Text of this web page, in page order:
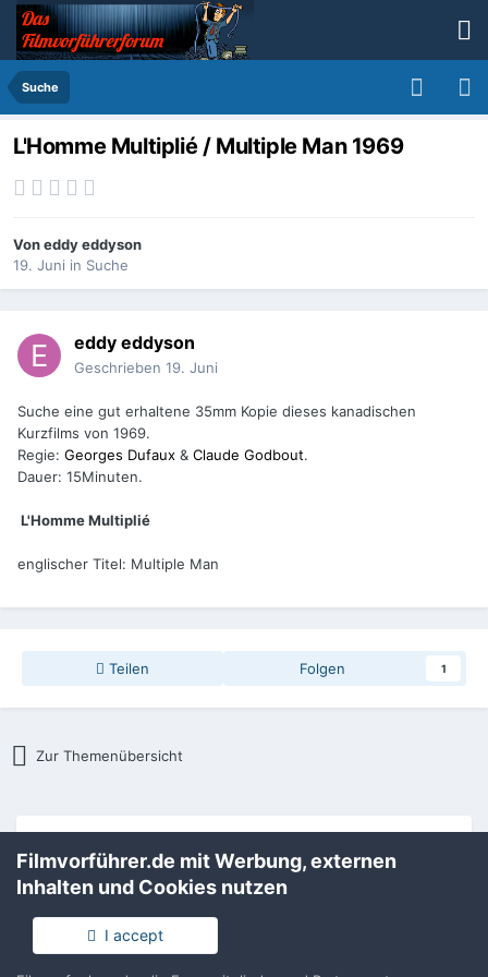
Suche
L'Homme Multiplié / Multiple Man 1969
Voneddy eddyson
19. Juni in Suche
eddy eddyson
Geschrieben 19. Juni
Suche eine gut erhaltene 35mm Kopie dieses kanadischen
Kurzfilms von 1969.
Regie: Georges Dufaux & Claude Godbout.
Dauer: 15Minuten.
L'Homme Multiplié
englischer Titel: Multiple Man
Teilen Folgen 1
Zur Themenübersicht
Sprache
Impressum / Datenschutzerklärung
Nutzungsbedingungen
Filmvorführer.de mit Werbung, externen
Inhalten und Cookies nutzen
I accept